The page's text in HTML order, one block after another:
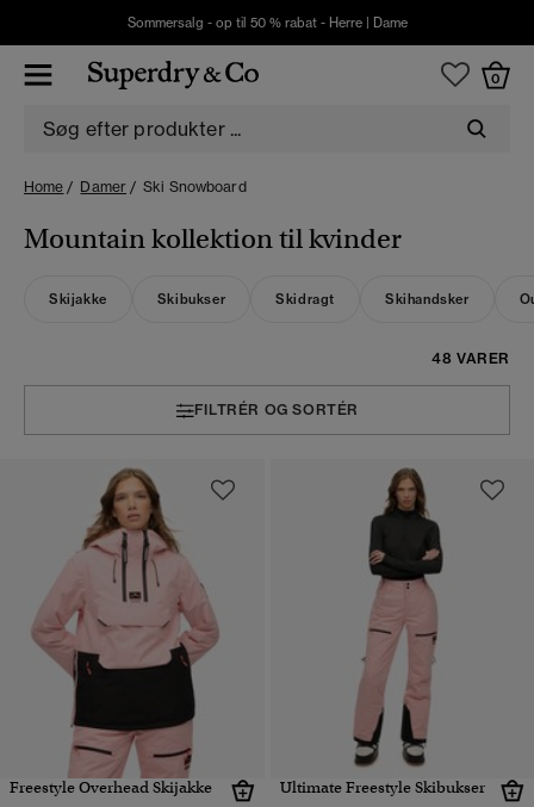
Sommersalg - op til 50 % rabat - Herre| Dame
0
Home Damer Ski Snowboard
Mountain kollektion til kvinder
Skijakke Skibukser Skidragt Skihandsker
48 VARER
FILTRÉR OG SORTÉR
Freestyle Overhead Skijakke
Ultimate Freestyle Skibukser